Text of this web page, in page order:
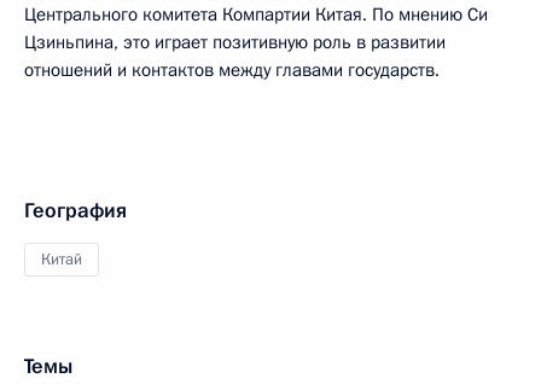
Центрального комитета Компартии Китая. По мнению Си
Цзиньпина, это играет позитивную роль в развитии
отношений и контактов между главами государств.
География
Китай
Темы